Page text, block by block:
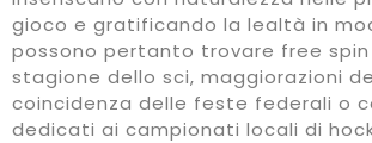
gioco e gratificando la lealtà in
possono pertanto trovare free
stagione dello sci, maggiorazioni
coincidenza delle feste federali o
dedicati ai campionati locali di